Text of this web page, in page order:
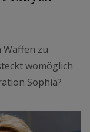
Waffen zu
womöglich
Sophia?